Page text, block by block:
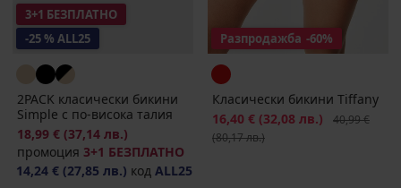
3+1 БЕЗПЛАТНО
-25 % ALL25
2PACK класически бикини
Simple с по-висока талия
18,99 € (37,14 лв.)
промоция 3+1 БЕЗПЛАТНО
14,24 € (27,85 лв.) код ALL25
Разпродажба -60%
Класически бикини Tiffany
Намаление
16,40 € (32,08 лв.)
40,99 €
(80,17 лв.)